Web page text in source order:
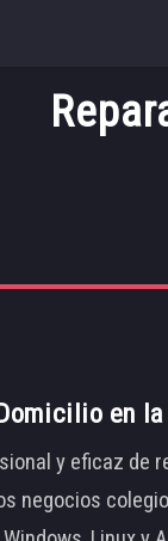
en
y eficaz de
negocios